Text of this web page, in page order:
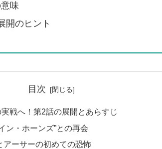
味
開のヒント
目次
戦へ！第2話の展開とあらすじ
ン・ホーンズ”との再会
アーサーの初めての恐怖